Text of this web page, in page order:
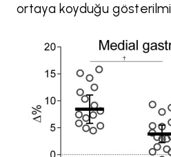
ortaya koyduğu